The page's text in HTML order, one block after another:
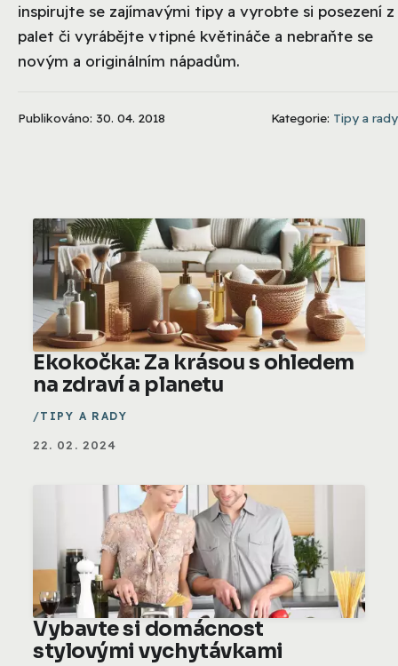
inspirujte se zajímavými tipy a vyrobte si posezení z
palet či vyrábějte vtipné květináče a nebraňte se
novým a originálním nápadům.
Publikováno: 30. 04. 2018 Kategorie: Tipy a rady
Ekokočka: Za krásou s ohledem
na zdraví a planetu
TIPY A RADY
22. 02. 2024
Vybavte si domácnost
stylovými vychytávkami